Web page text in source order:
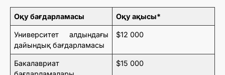
Оқу бағдарламасы Оқу ақысы*
Университет алдындағы
дайындық бағдарламасы
$12 000
Бакалавриат
$15 000